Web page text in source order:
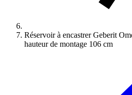
Réservoir à encastrer Geberit
hauteur de montage 106 cm